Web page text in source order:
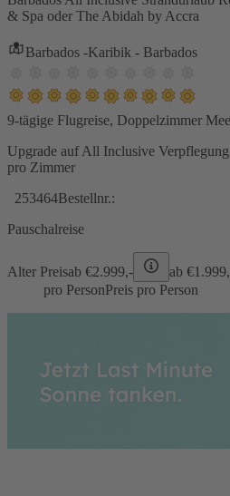
& Spa oder The Abidah by Accra
Barbados -Karibik - Barbados
9-tägige Flugreise, Doppelzimmer
Upgrade auf All Inclusive
pro Zimmer
253464Bestellnr.:
Pauschalreise
Alter Preisab €2.999,- ab €
pro PersonPreis pro Person